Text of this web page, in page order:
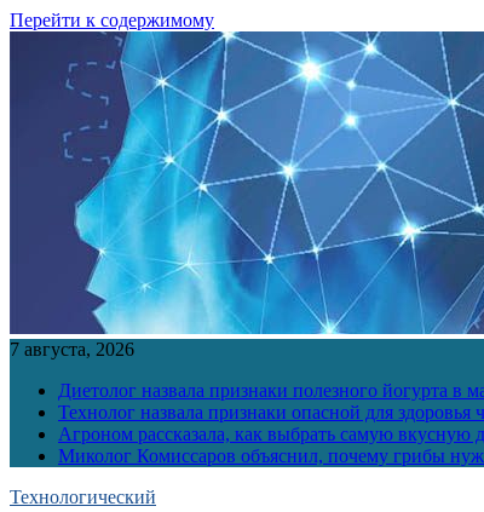
Перейти к содержимому
7 августа, 2026
Диетолог назвала признаки полезного йогурта в
Технолог назвала признаки опасной для здоровья
Агроном рассказала, как выбрать самую вкусную
Миколог Комиссаров объяснил, почему грибы
Технологический